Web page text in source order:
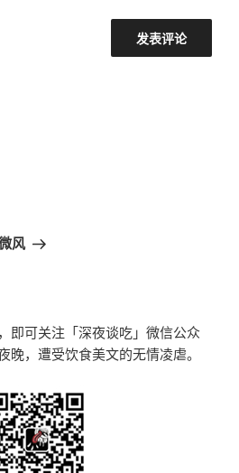
风
即可关注「深夜谈吃」微信公众
晚，遭受饮食美文的无情凌虐。